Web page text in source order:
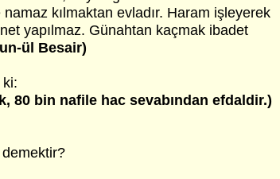
kılmaktan evladır. Haram işleyerek
yapılmaz. Günahtan kaçmak ibadet
ül Besair)
80 bin nafile hac sevabından efdaldir.)